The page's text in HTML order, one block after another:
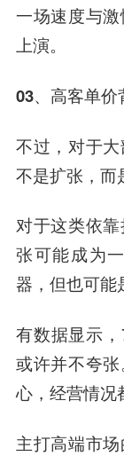
一场速度与
上演。
03、 高客单价
不过，对于
不是扩张，而
对于这类依
张可能成为
器，但也可能
有数据显示
或许并不夸
心，经营情况
主打高端市